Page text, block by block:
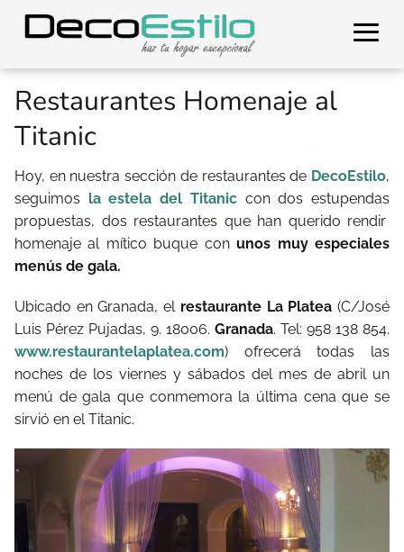
Restaurantes Homenaje al
Titanic
Hoy, en nuestra sección de restaurantes de DecoEstilo,
seguimos la estela del Titaniccon dos estupendas
propuestas, dos restaurantes que han querido rendir
homenaje al mítico buque conunos muy especiales
menús de gala.
Ubicado en Granada, el restaurante La Platea (C/José
Luis Pérez Pujadas, 9. 18006. Granada. Tel: 958 138 854.
www.restaurantelaplatea.com) ofrecerá todas las
noches de los viernes y sábados del mes de abril un
menú de gala que conmemora la última cena que se
sirvió en el Titanic.